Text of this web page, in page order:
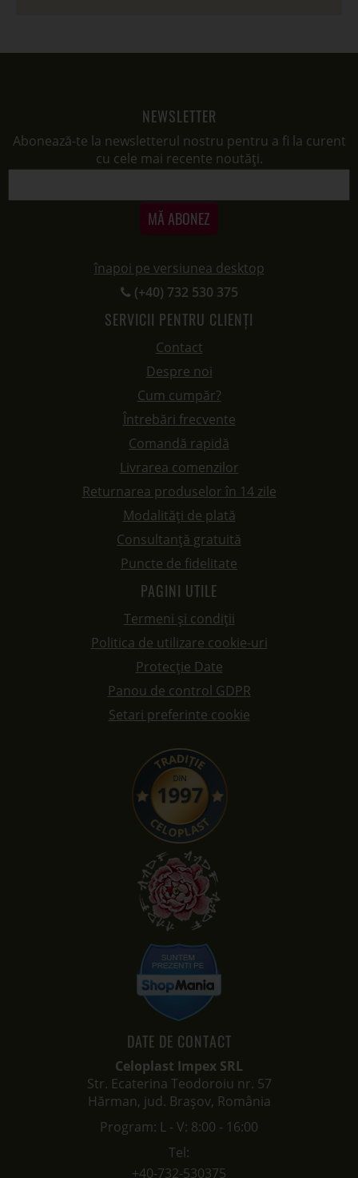
NEWSLETTER
Abonează-te la newsletterul nostru pentru a fi la curent
cu cele mai recente noutăți.
MĂ ABONEZ
înapoi pe versiunea desktop
(+40) 732 530 375
SERVICII PENTRU CLIENȚI
Contact
Despre noi
Cum cumpăr?
Întrebări frecvente
Comandă rapidă
Livrarea comenzilor
Returnarea produselor în 14 zile
Modalități de plată
Consultanță gratuită
Puncte de fidelitate
PAGINI UTILE
Termeni și condiții
Politica de utilizare cookie-uri
Protecție Date
Panou de control GDPR
Setari preferinte cookie
DATE DE CONTACT
Celoplast Impex SRL
Str. Ecaterina Teodoroiu nr. 57
Hărman, jud. Brașov, România
Program: L - V: 8:00 - 16:00
Tel:
+40-732-530375